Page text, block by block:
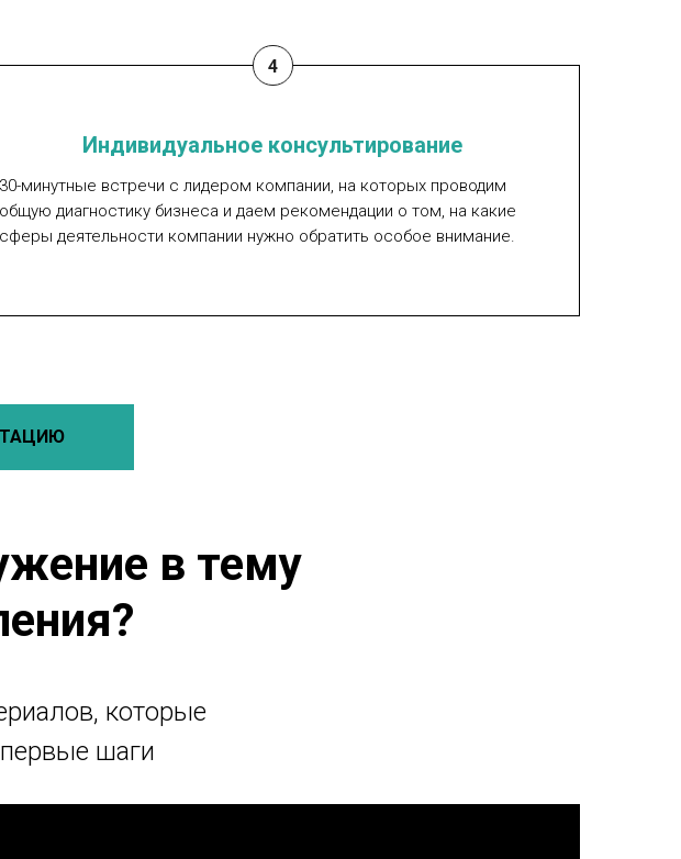
Индивидуальное консультирование
30-минутные встречи с лидером компании, на которых проводим
общую диагностику бизнеса и даем рекомендации о том, на какие
сферы деятельности компании нужно обратить особое внимание.
в тему
которые
шаги